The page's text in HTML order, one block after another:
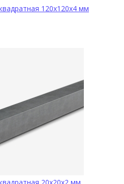
120х120х4 мм
20х20х2 мм